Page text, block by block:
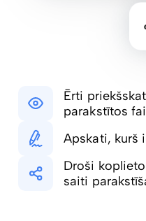
Ērti
parakstītos
Apskati, kurš
Droši
saiti